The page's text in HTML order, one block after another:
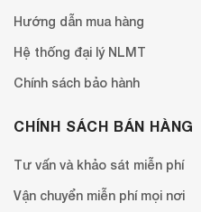
Hướng dẫn mua hàng
Hệ thống đại lý NLMT
Chính sách bảo hành
CHÍNH SÁCH BÁN HÀNG
Tư vấn và khảo sát miễn phí
Vận chuyển miễn phí mọi nơi